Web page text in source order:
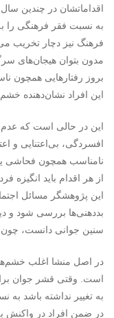
اقداماتشان در چندین
به نسبت فقر فرهنگی را
فرهنگ نیز دچار تخریب
مدون بتوان هیجان‌های
بروز رفتارهایی همچون
این افراد نشان‌دهنده
این در حالی است که عدم
افسردگی، بی‌اعتنایی و
نامناسب همچون فحاشی
از هر اقدام باید انگیزه
این پژوهشگر مسائل
بددهنی‌ها بررسی شود و
سنین جوانی دانست،
در اصل منشا اغلب
است. وقتی قشر جوان
به تغییر نداشته باشد
در ضمن افراد در واکنش